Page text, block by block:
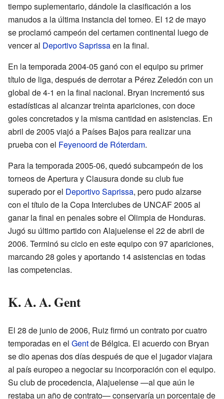
tiempo suplementario, dándole la clasificación a los
manudos a la última instancia del torneo. El 12 de mayo
se proclamó campeón del certamen continental luego de
vencer al Deportivo Saprissaen la final.
En la temporada 2004-05 ganó con el equipo su primer
título de liga, después de derrotar a Pérez Zeledón con un
global de 4-1 en la final nacional. Bryan incrementó sus
estadísticas al alcanzar treinta apariciones, con doce
goles concretados y la misma cantidad en asistencias. En
abril de 2005 viajó a Países Bajos para realizar una
prueba con el Feyenoord de Róterdam.
Para la temporada 2005-06, quedó subcampeón de los
torneos de Apertura y Clausura donde su club fue
superado por el Deportivo Saprissa, pero pudo alzarse
con el título de la Copa Interclubes de UNCAF 2005 al
ganar la final en penales sobre el Olimpia de Honduras.
Jugó su último partido con Alajuelense el 22 de abril de
2006. Terminó su ciclo en este equipo con 97 apariciones,
marcando 28 goles y aportando 14 asistencias en todas
las competencias.
K. A. A. Gent
El 28 de junio de 2006, Ruiz firmó un contrato por cuatro
temporadas en el Gentde Bélgica. El acuerdo con Bryan
se dio apenas dos días después de que el jugador viajara
al país europeo a negociar su incorporación con el equipo.
Su club de procedencia, Alajuelense —al que aún le
restaba un año de contrato— conservaría un porcentaje de